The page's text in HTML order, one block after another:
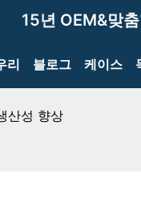
15년 OEM&맞
리 블로그 케이스
산성 향상